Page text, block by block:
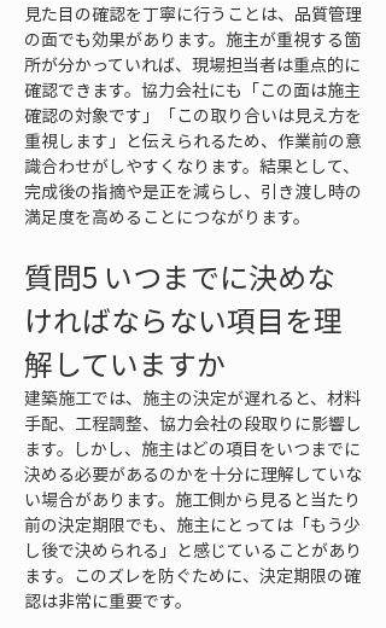
見た目の確認を丁寧に行うことは、品質管理
の面でも効果があります。施主が重視する箇
所が分かっていれば、現場担当者は重点的に
確認できます。協力会社にも「この面は施主
確認の対象です」「この取り合いは見え方を
重視します」と伝えられるため、作業前の意
識合わせがしやすくなります。結果として、
完成後の指摘や是正を減らし、引き渡し時の
満足度を高めることにつながります。
質問5 いつまでに決めな
ければならない項目を理
解していますか
建築施工では、施主の決定が遅れると、材料
手配、工程調整、協力会社の段取りに影響し
ます。しかし、施主はどの項目をいつまでに
決める必要があるのかを十分に理解していな
い場合があります。施工側から見ると当たり
前の決定期限でも、施主にとっては「もう少
し後で決められる」と感じていることがあり
ます。このズレを防ぐために、決定期限の確
認は非常に重要です。